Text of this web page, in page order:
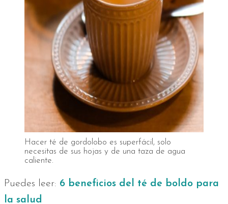
Hacer té de gordolobo es superfácil, solo
necesitas de sus hojas y de una taza de agua
caliente.
Puedes leer: 6 beneficios del té de boldo para
la salud